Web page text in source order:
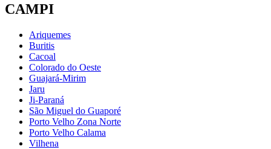
CAMPI
Ariquemes
Buritis
Cacoal
Colorado do Oeste
Guajará-Mirim
Jaru
Ji-Paraná
São Miguel do Guaporé
Porto Velho Zona Norte
Porto Velho Calama
Vilhena